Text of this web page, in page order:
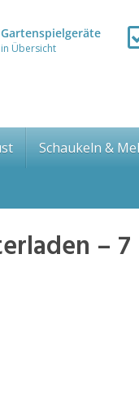
Gartenspielgeräte
in Übersicht
Schaukeln &
– 7